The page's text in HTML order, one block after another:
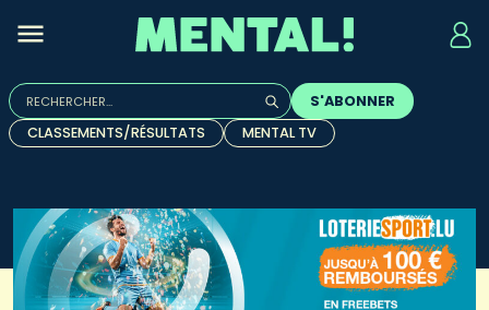
Rechercher :
Quand les résultats de l'auto-complétion sont
S'ABONNER
CLASSEMENTS/RÉSULTATS
MENTAL TV